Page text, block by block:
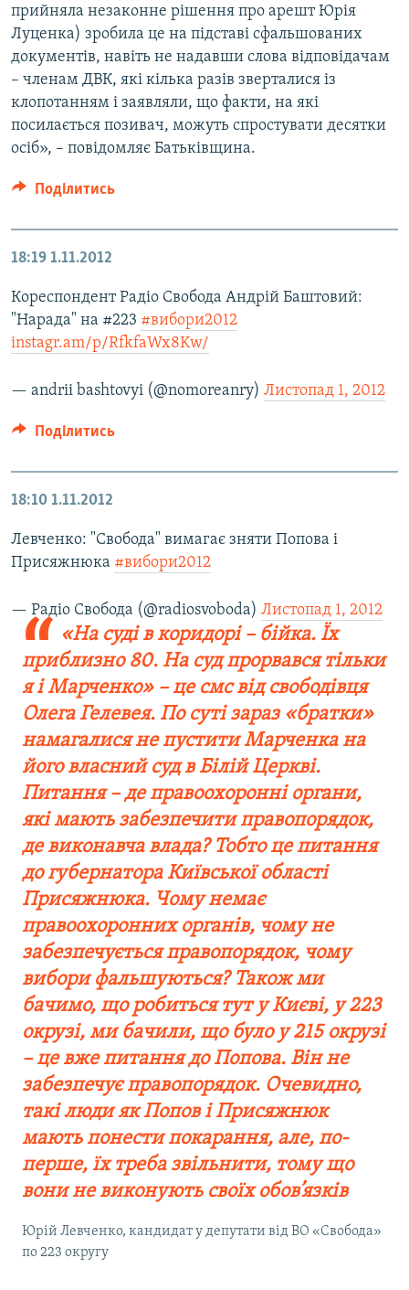
прийняла незаконне рішення про арешт Юрія
Луценка) зробила це на підставі сфальшованих
документів, навіть не надавши слова відповідачам
– членам ДВК, які кілька разів зверталися із
клопотанням і заявляли, що факти, на які
посилається позивач, можуть спростувати десятки
осіб», – повідомляє Батьківщина.
Поділитись
18:19 1.11.2012
Кореспондент Радіо Свобода Андрій Баштовий:
"Нарада" на #223 #вибори2012
instagr.am/p/RfkfaWx8Kw/
— andrii bashtovyi (@nomoreanry) Листопад 1, 2012
Поділитись
18:10 1.11.2012
Левченко: "Свобода" вимагає зняти Попова і
Присяжнюка #вибори2012
— Радіо Свобода (@radiosvoboda) Листопад 1, 2012
«На суді в коридорі – бійка. Їх
приблизно 80. На суд прорвався тільки
я і Марченко» – це смс від свободівця
Олега Гелевея. По суті зараз «братки»
намагалися не пустити Марченка на
його власний суд в Білій Церкві.
Питання – де правоохоронні органи,
які мають забезпечити правопорядок,
де виконавча влада? Тобто це питання
до губернатора Київської області
Присяжнюка. Чому немає
правоохоронних органів, чому не
забезпечується правопорядок, чому
вибори фальшуються? Також ми
бачимо, що робиться тут у Києві, у 223
окрузі, ми бачили, що було у 215 окрузі
– це вже питання до Попова. Він не
забезпечує правопорядок. Очевидно,
такі люди як Попов і Присяжнюк
мають понести покарання, але, по-
перше, їх треба звільнити, тому що
вони не виконують своїх обов’язків
Юрій Левченко, кандидат у депутати від ВО «Свобода»
по 223 округу